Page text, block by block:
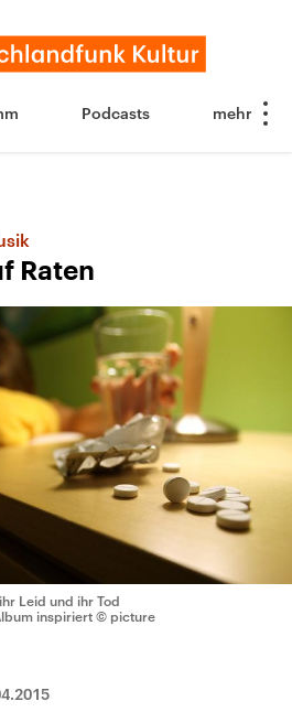
Podcasts
Raten
Leid und ihr Tod
inspiriert © picture